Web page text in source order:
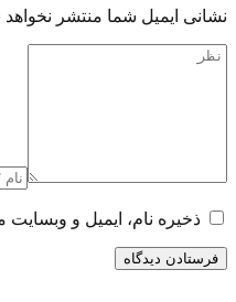
نشانی ایمیل شما منتشر
ذخیره نام، ایمیل و